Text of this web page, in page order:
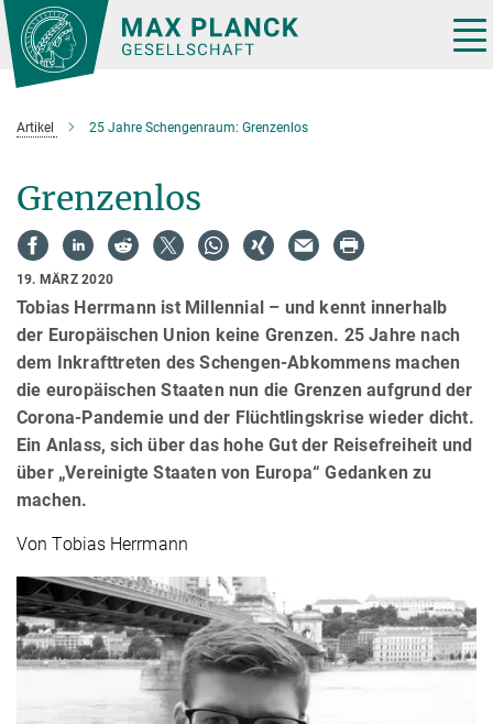
Hauptinhalt
Artikel 25 Jahre Schengenraum: Grenzenlos
Grenzenlos
19. MÄRZ 2020
Tobias Herrmann ist Millennial – und kennt innerhalb
der Europäischen Union keine Grenzen. 25 Jahre nach
dem Inkrafttreten des Schengen-Abkommens machen
die europäischen Staaten nun die Grenzen aufgrund der
Corona-Pandemie und der Flüchtlingskrise wieder dicht.
Ein Anlass, sich über das hohe Gut der Reisefreiheit und
über „Vereinigte Staaten von Europa“ Gedanken zu
machen.
Von Tobias Herrmann